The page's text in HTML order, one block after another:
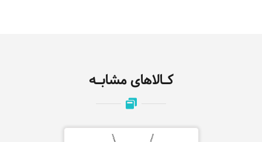
کـالاهای مشابـه